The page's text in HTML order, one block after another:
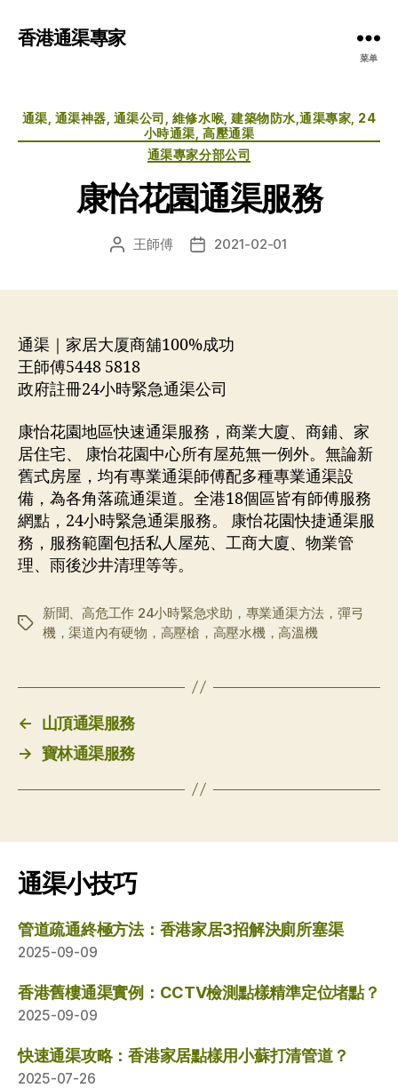
香港通渠專家
菜单
分
类
通渠, 通渠神器, 通渠公司, 維修水喉, 建築物防水,通渠專家, 24
小時通渠, 高壓通渠
通渠專家分部公司
康怡花園通渠服務
文 王師傅
发 2021-02-01
通渠｜家居大厦商舖100%成功
王師傅5448 5818
政府註冊24小時緊急通渠公司
康怡花園地區快速通渠服務，商業大廈、商鋪、家
居住宅、 康怡花園中心所有屋苑無一例外。無論新
舊式房屋，均有專業通渠師傅配多種專業通渠設
備，為各角落疏通渠道。全港18個區皆有師傅服務
網點，24小時緊急通渠服務。 康怡花園快捷通渠服
務，服務範圍包括私人屋苑、工商大廈、物業管
理、雨後沙井清理等等。
标
新聞、高危工作 24小時緊急求助，專業通渠方法，彈弓
機，渠道內有硬物，高壓槍，高壓水機，高溫機
←
山頂通渠服務
→ 寶林通渠服務
通渠小技巧
管道疏通終極方法：香港家居3招解決廁所塞渠
2025-09-09
香港舊樓通渠實例：CCTV檢測點樣精準定位堵點？
2025-09-09
快速通渠攻略：香港家居點樣用小蘇打清管道？
2025-07-26